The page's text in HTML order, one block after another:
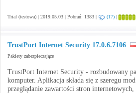
Trial (testowa) | 2019.05.03 | Pobrań: 1383 | (17) |
TrustPort Internet Security 17.0.6.7106
Pakiety zabezpieczające
TrustPort Internet Security - rozbudowany
komputer. Aplikacja składa się z szeregu
przeglądanie zawartości stron